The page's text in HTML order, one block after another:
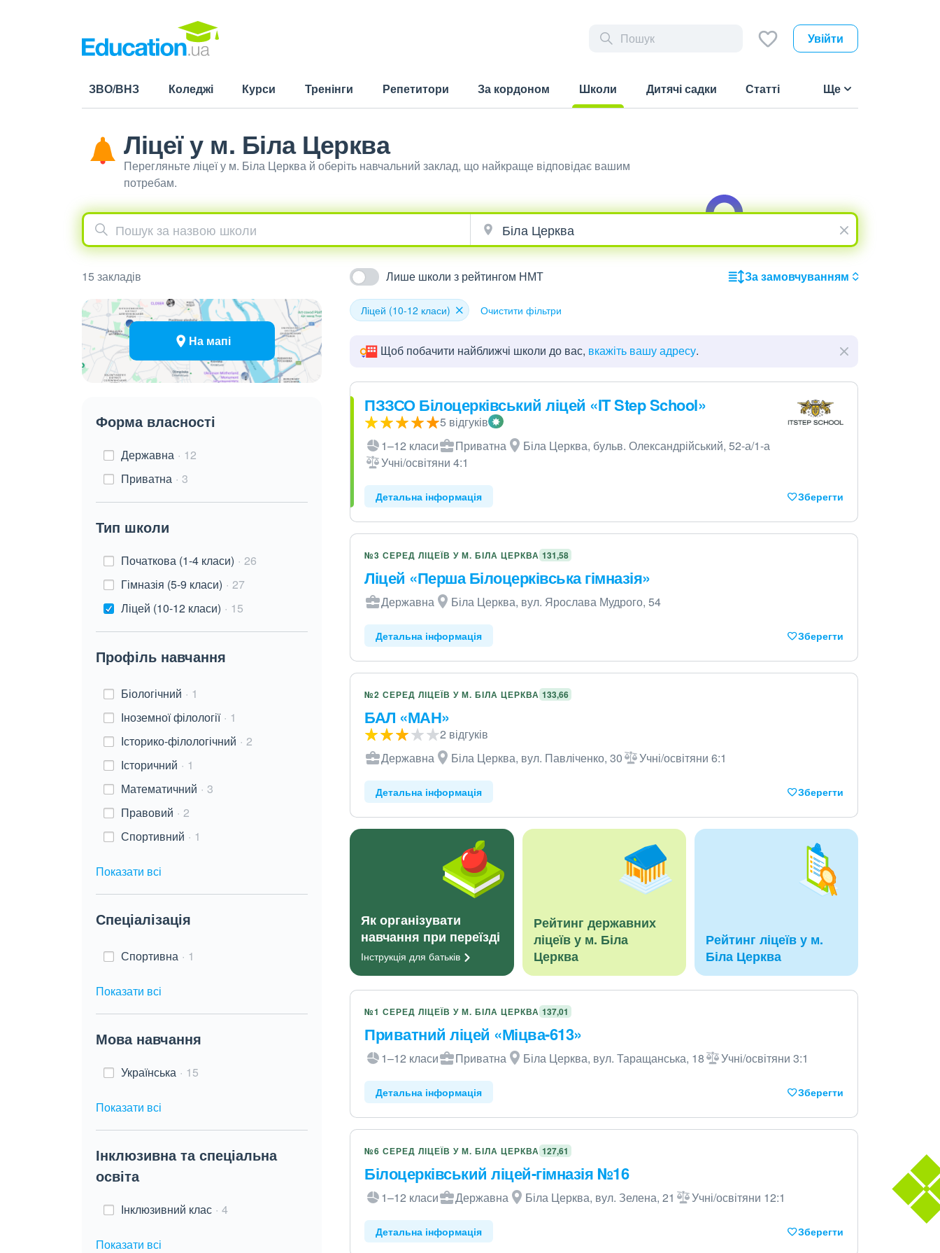
Увійти
ЗВО/ВНЗ Коледжі Курси Тренінги Репетитори За кордоном
Школи
Дитячі садки Статті Ще
Ліцеї у м. Біла Церква
Перегляньте ліцеї у м. Біла Церква й оберіть навчальний заклад, що найкраще відповідає вашим
потребам.
15 закладів Лише школи з рейтингом НМТ За замовчуванням
На мапі
Форма власності
Державна
12
Приватна
3
Тип школи
Початкова (1-4 класи)
26
Гімназія (5-9 класи)
27
Ліцей (10-12 класи)
15
Профіль навчання
Біологічний
1
Іноземної філології
1
Історико-філологічний
2
Історичний
1
Математичний
3
Правовий
2
Спортивний
1
Показати всі
Спеціалізація
Спортивна 1
Показати всі
Мова навчання
Українська 15
Показати всі
Інклюзивна та спеціальна
освіта
Інклюзивний клас 4
Показати всі
Ліцей (10-12 класи) Очистити фільтри
Щоб побачити найближчі школи до вас, вкажіть вашу адресу.
ПЗЗСО Білоцерківський ліцей «IT Step School»
5 відгуків
1–12 класи
Приватна
Біла Церква, бульв. Олександрійський, 52-а/1-а
Учні/освітяни 4:1
Детальна інформація Зберегти
№3 СЕРЕД ЛІЦЕЇВ У М. БІЛА ЦЕРКВА 131,58
Ліцей «Перша Білоцерківська гімназія»
Державна Біла Церква, вул. Ярослава Мудрого, 54
Детальна інформація Зберегти
№2 СЕРЕД ЛІЦЕЇВ У М. БІЛА ЦЕРКВА 133,66
БАЛ «МАН»
2 відгуків
Державна
Біла Церква, вул. Павліченко, 30 Учні/освітяни 6:1
Детальна інформація Зберегти
Як організувати
навчання при переїзді
Інструкція длябатьків
Рейтинг державних
ліцеїв у м. Біла
Церква
Рейтинг ліцеїв у м.
Біла Церква
№1 СЕРЕД ЛІЦЕЇВ У М. БІЛА ЦЕРКВА 137,01
Приватний ліцей «Міцва-613»
1–12 класи Приватна Біла Церква, вул. Таращанська, 18 Учні/освітяни 3:1
Детальна інформація Зберегти
№6 СЕРЕД ЛІЦЕЇВ У М. БІЛА ЦЕРКВА 127,61
Білоцерківський ліцей-гімназія №16
1–12 класи Державна Біла Церква, вул. Зелена, 21 Учні/освітяни 12:1
Детальна інформація Зберегти